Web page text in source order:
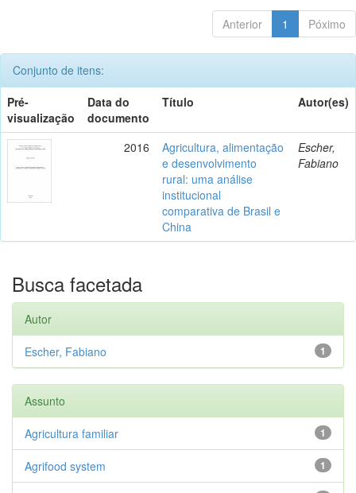
Anterior 1 Póximo
Conjunto de itens:
Pré-
visualização
Data do
documento
Título Autor(es)
2016
Agricultura, alimentação
e desenvolvimento
rural: uma análise
institucional
comparativa de Brasil e
China
Escher,
Fabiano
Busca facetada
Autor
1
Escher, Fabiano
Assunto
1
Agricultura familiar
1
Agrifood system